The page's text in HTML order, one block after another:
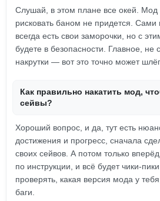
Слушай, в этом плане все окей. Мод
рисковать баном не придется. Сами
всегда есть свои заморочки, но с
будете в безопасности. Главное, не
накрутки — вот это точно может
Как правильно накатить мод,
сейвы?
Хороший вопрос, и да, тут есть
достижения и прогресс, сначала
своих сейвов. А потом только
по инструкции, и всё будет чики-
проверять, какая версия мода у
баги.